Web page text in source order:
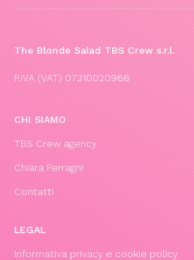
The Blonde Salad TBS Crew s.r.l.
P.IVA (VAT) 07310020966
CHI SIAMO
TBS Crew agency
Chiara Ferragni
Contatti
LEGAL
Informativa privacy e cookie policy